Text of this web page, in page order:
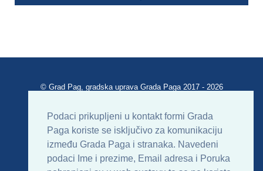
Podaci prikupljeni u kontakt formi Grada
Paga koriste se isključivo za komunikaciju
između Grada Paga i stranaka. Navedeni
podaci Ime i prezime, Email adresa i Poruka
© Grad Pag, gradska uprava Grada Paga 2017 - 2026
Uvjeti korištenja Impressum
Kontakt
Sitemap
RSS